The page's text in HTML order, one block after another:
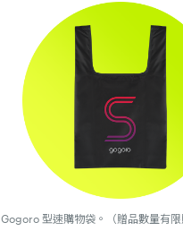
Gogoro 型速購物袋。（贈品數量有